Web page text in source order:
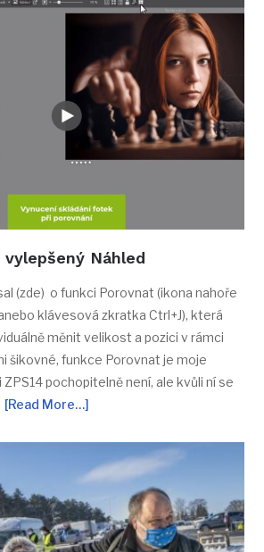
Náhled
(zde) o funkci Porovnat (ikona nahoře
klávesová zkratka Ctrl+J), která
měnit velikost a pozici v rámci
šikovné, funkce Porovnat je moje
pochopitelně není, ale kvůli ní se
[Read More…]